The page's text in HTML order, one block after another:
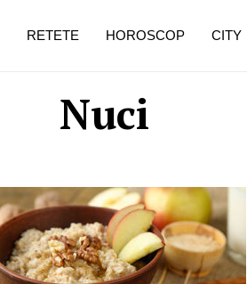
Nuci
RETETE HOROSCOP CITY
de dureroasă este investigația